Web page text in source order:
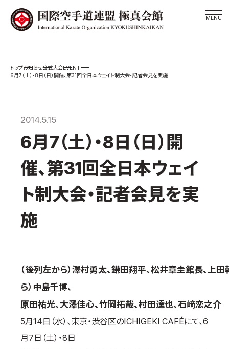
スケジュール
松井章奎館長 紹介
極真の歴史
極真会館のご案内
極真会館の概要
支部からのお知らせ
公式記録
お知らせ公式大会EVENT
6月7（土）・8日（日）開催、第31回全日本ウェイト制大会・記者会見を実施
2014.5.15
6月7（土）・8日（日）開
催、第31回全日本ウェイ
ト制大会・記者会見を実
施
（後列左から）澤村勇太、鎌田翔平、松井章圭館長、上田
ら）中島千博、
原田祐光、大澤佳心、竹岡拓哉、村田達也、石﨑恋之介
5月14日（水）、東京・渋谷区のICHIGEKI CAFÉにて、6
月7日（土）・8日